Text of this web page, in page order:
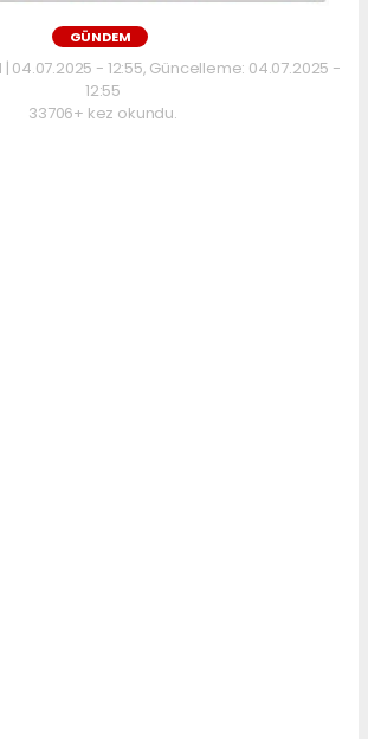
GÜNDEM
| 04.07.2025 - 12:55, Güncelleme: 04.07.2025 -
12:55
33706+ kez okundu.